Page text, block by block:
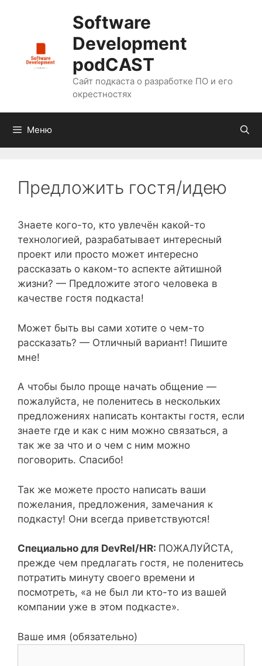
Software
Development
podCAST
Сайт подкаста о разработке ПО и его
окрестностях
Меню
Предложить гостя/идею
Знаете кого-то, кто увлечён какой-то
технологией, разрабатывает интересный
проект или просто может интересно
рассказать о каком-то аспекте айтишной
жизни? — Предложите этого человека в
качестве гостя подкаста!
Может быть вы сами хотите о чем-то
рассказать? — Отличный вариант! Пишите
мне!
А чтобы было проще начать общение —
пожалуйста, не поленитесь в нескольких
предложениях написать контакты гостя, если
знаете где и как с ним можно связаться, а
так же за что и о чем с ним можно
поговорить. Спасибо!
Так же можете просто написать ваши
пожелания, предложения, замечания к
подкасту! Они всегда приветствуются!
Специально для DevRel/HR: ПОЖАЛУЙСТА,
прежде чем предлагать гостя, не поленитесь
потратить минуту своего времени и
посмотреть, «а не был ли кто-то из вашей
компании уже в этом подкасте».
Ваше имя (обязательно)